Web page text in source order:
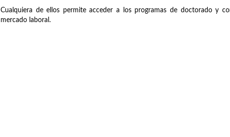
Cualquiera de ellos permite acceder a los programas de doctorado y
mercado laboral.